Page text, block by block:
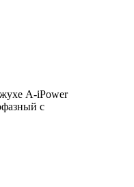
A-iPower
с